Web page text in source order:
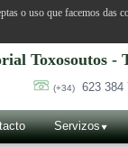
Toxosoutos -
(+34) 623 384
Servizos
o uso que facemos das